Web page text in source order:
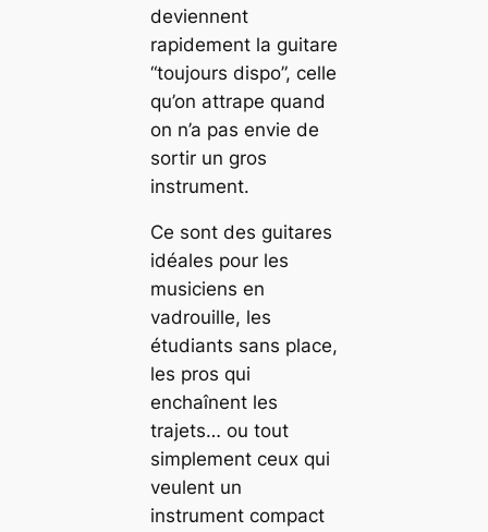
deviennent
rapidement la guitare
“toujours dispo”, celle
qu’on attrape quand
on n’a pas envie de
sortir un gros
instrument.
Ce sont des guitares
idéales pour les
musiciens en
vadrouille, les
étudiants sans place,
les pros qui
enchaînent les
trajets… ou tout
simplement ceux qui
veulent un
instrument compact